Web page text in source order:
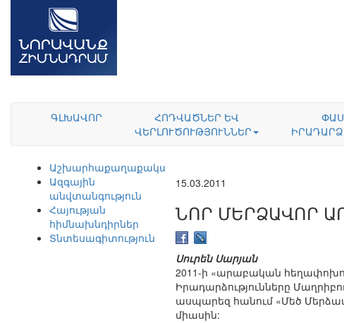
ԳԼԽԱՎՈՐ
ՀՈԴՎԱԾՆԵՐ ԵՎ
ՎԵՐԼՈՒԾՈՒԹՅՈՒՆՆԵՐ
Աշխարհաքաղաքականություն
Ազգային
անվտանգություն
Հայության
հիմնախնդիրներ
Տնտեսագիտություն
15.03.2011
ՆՈՐ ՄԵՐՁԱՎՈՐ
Սուրեն Սարյան
2011-ի «արաբական
Իրադարձությունները
ասպարեզ հանում «Մեծ
միասին: